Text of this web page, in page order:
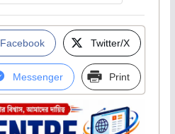
Facebook Twitter/X
Messenger Print